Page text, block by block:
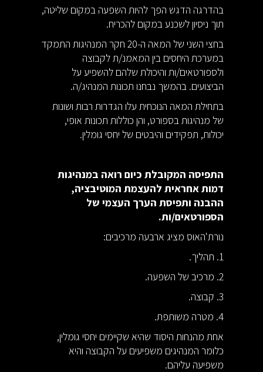
בהדרגה הדגש הפך להיות השפעה במקום שליטה,
תוך ניסיון לשכנע במקום להכריח.
בחצי השני של המאה ה-20 חקר המנהיגות התמקד
במערכת היחסים בין המאמנ/ת לקבוצה
ולספורטאים/ות והיכולת שלהם להשפיע על
הביצועים. בהמשך נבחנו תכונות המנהיג/ה.
בתחילת המאה הנוכחית עלו הגדרות רבות ושונות
של מנהיגות בספורט, והן כוללות תכונות אופי,
יכולות, תפקידים והיבטים של יחסי גומלין.
התפיסה המקובלת כיום רואה במנהיגות
דמות אחראית להעצמת המוטיבציה,
ההבנה ותפיסת הערך העצמי של
הספורטאים/ות.
נורת'האוס מציג ארבעה מרכיבים:
1. תהליך.
2. מרכיב של השפעה.
3. קבוצה.
4. מטרה משותפת.
אחת מהנחות היסוד שהיא שקיימים יחסי גומלין,
כלומר המנהיגים משפיעים על הקבוצה והיא
משפיעה עליהם.